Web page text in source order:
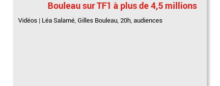
Bouleau sur TF1 à plus de 4,5 millions
Vidéos | Léa Salamé,Gilles Bouleau,20h,audiences